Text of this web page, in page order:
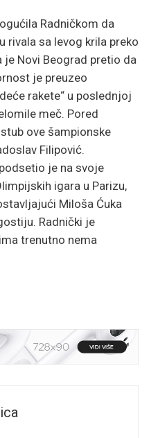
Radničkom da
rivala sa levog krila preko
je Novi Beograd pretio da
je preuzeo
rakete“ u poslednjoj
meč. Pored
ove šampionske
Filipović.
je na svoje
igara u Parizu,
Miloša Ćuka
Radnički je
trenutno nema